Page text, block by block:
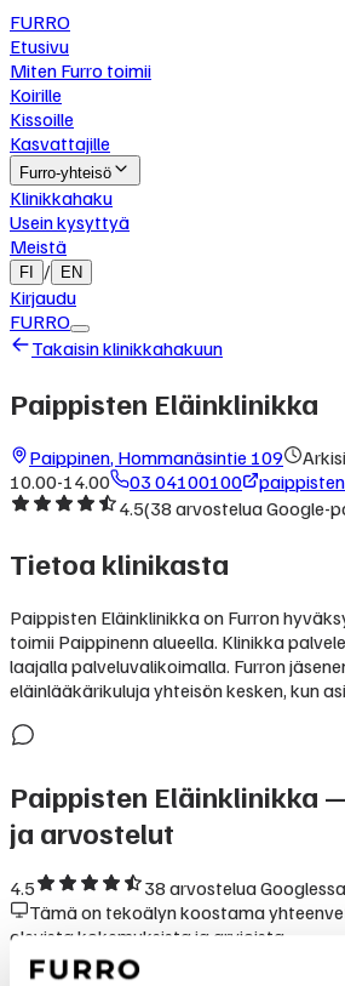
FURRO
Etusivu
Miten Furro toimii
Koirille
Kissoille
Kasvattajille
Furro-yhteisö
Klinikkahaku
Usein kysyttyä
Meistä
FI / EN
Kirjaudu
FURRO
Takaisin klinikkahakuun
Paippisten Eläinklinikka
Paippinen, Hommanäsintie 109
10.00-14.00
03 04100100
4.5(38 arvostelua Google-
Tietoa klinikasta
Paippisten Eläinklinikka on Furron
toimii Paippinenn alueella. Klinikka
laajalla palveluvalikoimalla. Furron
eläinlääkärikuluja yhteisön kesken, kun
Paippisten Eläinklinikka
ja arvostelut
4.5 38 arvostelua Googlessa
Tämä on tekoälyn koostama
olevista kokemuksista ja arvioista.
Kokemukset klinikasta Paippisten